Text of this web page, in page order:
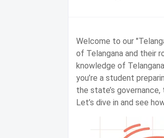
Welcome to our
of Telangana and their
knowledge of
you’re a student
the state’s
Let’s dive in and see